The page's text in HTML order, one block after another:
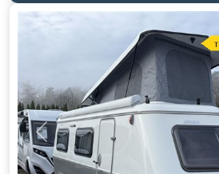
Previous